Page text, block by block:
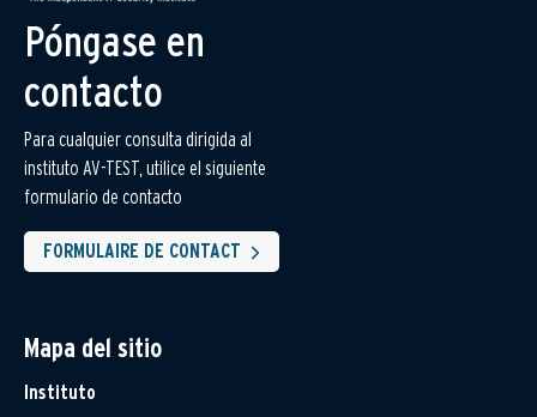
Póngase en
contacto
Para cualquier consulta dirigida al
instituto AV-TEST, utilice el siguiente
formulario de contacto
FORMULAIRE DE CONTACT
Mapa del sitio
Instituto